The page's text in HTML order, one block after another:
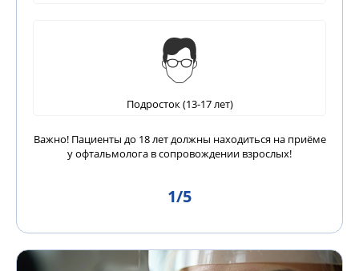
Подросток (13-17 лет)
Важно! Пациенты до 18 лет должны находиться на приёме
у офтальмолога в сопровождении взрослых!
1/5